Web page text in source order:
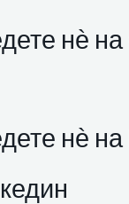
нѐ на
нѐ